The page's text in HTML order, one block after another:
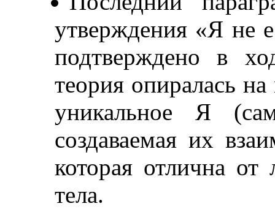
утверждения «Я не
подтверждено в
теория опиралась
уникальное Я
создаваемая их
которая отлична от
тела.